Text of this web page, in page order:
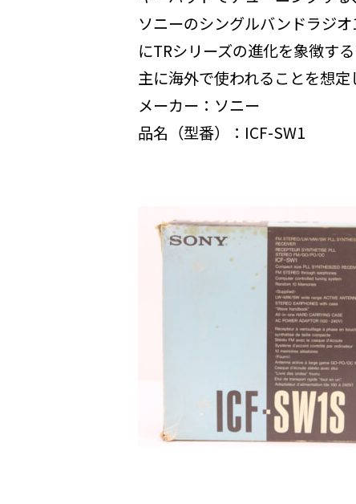
ソニーのシングルバンドラジ
にTRシリーズの進化を象徴する
主に海外で使われることを想
メーカー：ソニー
品名（型番）：ICF-SW1